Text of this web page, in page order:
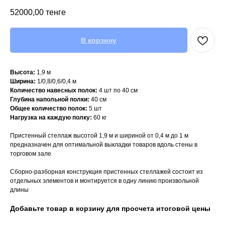
52000,00 тенге
В корзину
Высота: 1,9 м
Ширина: 1/0,8/0,6/0,4 м
Количество навесных полок: 4 шт по 40 см
Глубина напольной полки: 40 см
Общее количество полок: 5 шт
Нагрузка на каждую полку: 60 кг
Пристенный стеллаж высотой 1,9 м и шириной от 0,4 м до 1 м
предназначен для оптимальной выкладки товаров вдоль стены в
торговом зале
Сборно-разборная конструкция пристенных стеллажей состоит из
отдельных элементов и монтируется в одну линию произвольной
длины
Добавьте товар в корзину для просчета итоговой цены